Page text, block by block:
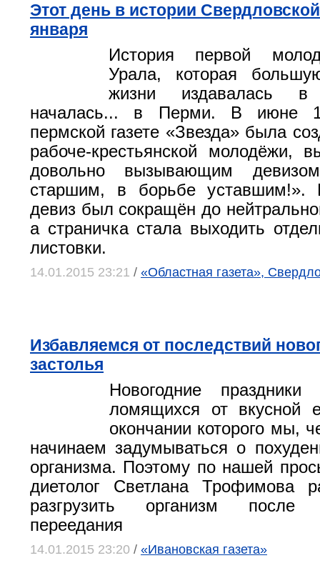
Этот день в истории
января
История первой
Урала, которая
жизни издавалась в
началась... в Перми. В июне
пермской газете «Звезда» была
рабоче-крестьянской молодёжи,
довольно вызывающим
старшим, в борьбе уставшим!».
девиз был сокращён до
а страничка стала выходить
листовки.
14.01.2015 23:21 / «Областная газета»,
Избавляемся от последствий
застолья
Новогодние
ломящихся от вкусной
окончании которого мы,
начинаем задумываться о
организма. Поэтому по нашей
диетолог Светлана Трофимова
разгрузить организм после
переедания
14.01.2015 23:20 / «Ивановская газета»